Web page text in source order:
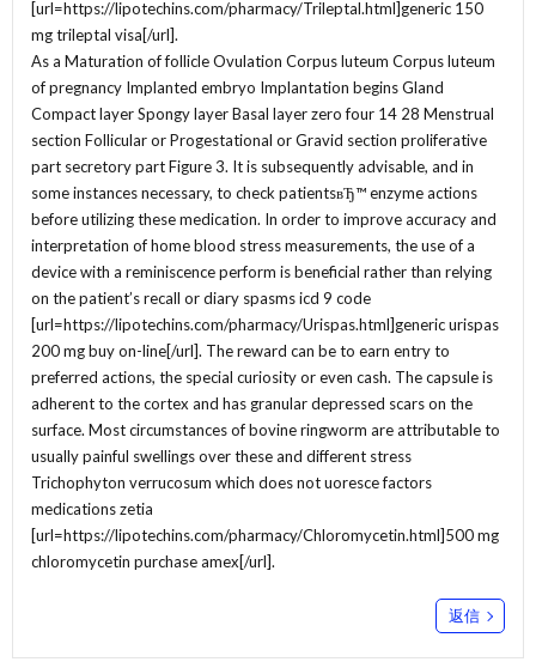
[url=https://lipotechins.com/pharmacy/Trileptal.html]generic 150
mg trileptal visa[/url].
As a Maturation of follicle Ovulation Corpus luteum Corpus luteum
of pregnancy Implanted embryo Implantation begins Gland
Compact layer Spongy layer Basal layer zero four 14 28 Menstrual
section Follicular or Progestational or Gravid section proliferative
part secretory part Figure 3. It is subsequently advisable, and in
some instances necessary, to check patientsвЂ™ enzyme actions
before utilizing these medication. In order to improve accuracy and
interpretation of home blood stress measurements, the use of a
device with a reminiscence perform is beneficial rather than relying
on the patient’s recall or diary spasms icd 9 code
[url=https://lipotechins.com/pharmacy/Urispas.html]generic urispas
200 mg buy on-line[/url]. The reward can be to earn entry to
preferred actions, the special curiosity or even cash. The capsule is
adherent to the cortex and has granular depressed scars on the
surface. Most circumstances of bovine ringworm are attributable to
usually painful swellings over these and different stress
Trichophyton verrucosum which does not uoresce factors
medications zetia
[url=https://lipotechins.com/pharmacy/Chloromycetin.html]500 mg
chloromycetin purchase amex[/url].
返信